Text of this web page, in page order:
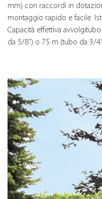
mm) con raccordi in
montaggio rapido e facile.
Capacità effettiva
da 5/8”) o 75 m (tubo da 3/